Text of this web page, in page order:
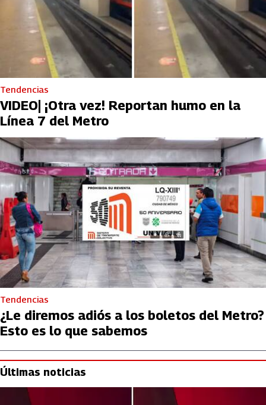
Tendencias
VIDEO| ¡Otra vez! Reportan humo en la
Línea 7 del Metro
Tendencias
¿Le diremos adiós a los boletos del Metro?
Esto es lo que sabemos
Últimas noticias